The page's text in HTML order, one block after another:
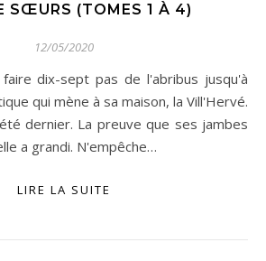
SŒURS (TOMES 1 À 4)
12/05/2020
qui mène à sa maison, la Vill'Hervé.
dernier. La preuve que ses jambes
a grandi. N'empêche…
LIRE LA SUITE